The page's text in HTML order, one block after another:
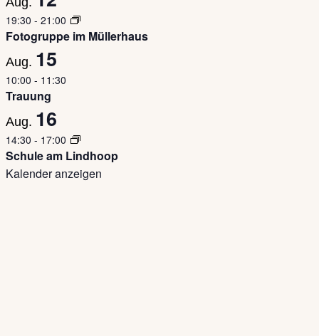
19:30 - 21:00
Fotogruppe im Müllerhaus
Aug. 15
10:00 - 11:30
Trauung
Aug. 16
14:30 - 17:00
Schule am Lindhoop
Kalender anzeigen